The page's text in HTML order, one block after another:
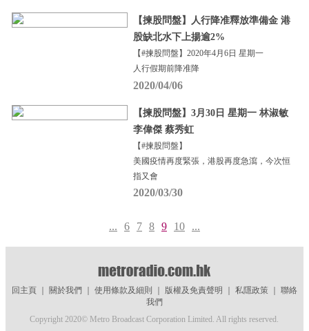
【揀股問盤】人行降准釋放準備金 港
股缺北水下上揚逾2%
【#揀股問盤】2020年4月6日 星期一
人行假期前降准降
2020/04/06
【揀股問盤】3月30日 星期一 林淑敏
李偉傑 蔡秀虹
【#揀股問盤】
美國疫情再度緊張，港股再度急瀉，今次恒
指又會
2020/03/30
... 6 7 8 9 10 ...
回主頁｜ 關於我們 使用條款及細則 版權及免責聲明 私隱政策｜ 聯絡
我們
Copyright 2020© Metro Broadcast Corporation Limited. All rights reserved.